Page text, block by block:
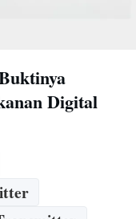
Digital